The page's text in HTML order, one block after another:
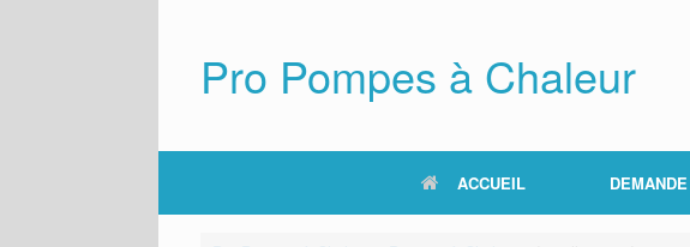
Pro Pompes à Chaleur
ACCUEIL